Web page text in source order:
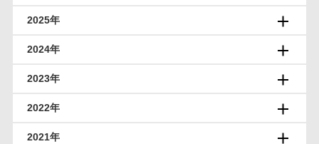
2025年
2024年
2023年
2022年
2021年